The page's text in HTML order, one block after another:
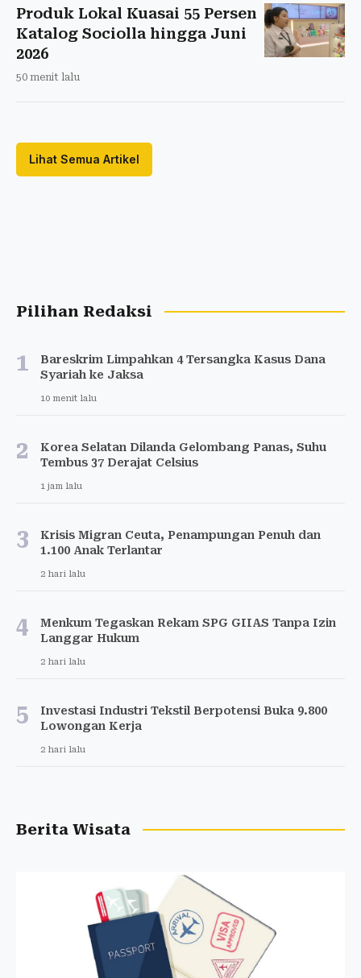
Produk Lokal Kuasai 55 Persen
Katalog Sociolla hingga Juni
2026
50 menit lalu
Lihat Semua Artikel
Pilihan Redaksi
1
Bareskrim Limpahkan 4 Tersangka Kasus Dana
Syariah ke Jaksa
10 menit lalu
2
Korea Selatan Dilanda Gelombang Panas, Suhu
Tembus 37 Derajat Celsius
1 jam lalu
3
Krisis Migran Ceuta, Penampungan Penuh dan
1.100 Anak Terlantar
2 hari lalu
4
Menkum Tegaskan Rekam SPG GIIAS Tanpa Izin
Langgar Hukum
2 hari lalu
5
Investasi Industri Tekstil Berpotensi Buka 9.800
Lowongan Kerja
2 hari lalu
Berita Wisata